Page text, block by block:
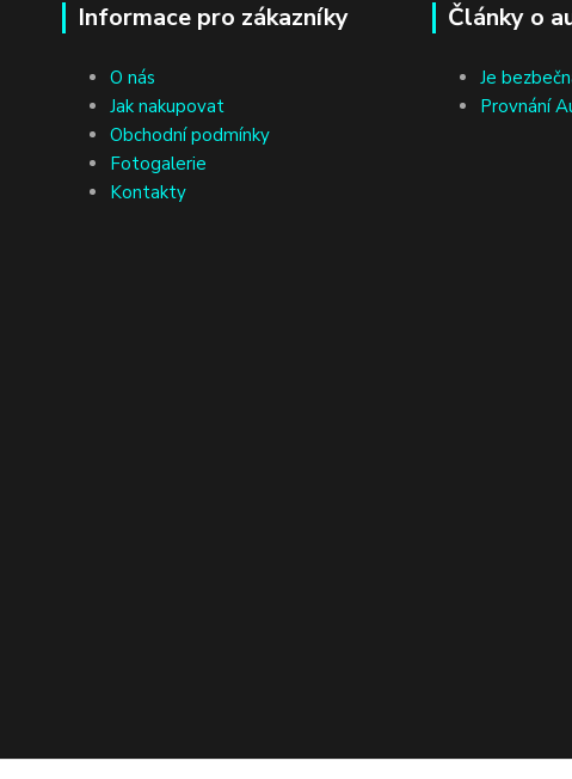
Informace pro zákazníky
O nás
Jak nakupovat
Obchodní podmínky
Fotogalerie
Kontakty
Články o
Je
Provnání